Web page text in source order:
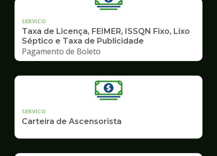
SERVICO
Taxa de Licença, FEIMER, ISSQN Fixo, Lixo
Séptico e Taxa de Publicidade
Pagamento de Boleto
SERVICO
Carteira de Ascensorista